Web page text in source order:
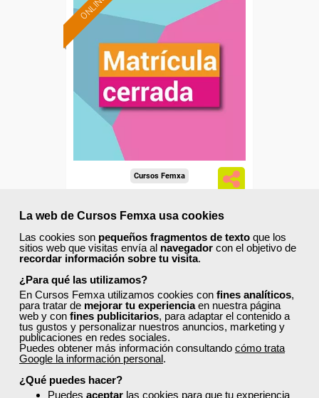
La web de Cursos Femxa usa cookies
Las cookies son pequeños fragmentos de texto que los
sitios web que visitas envía al navegador con el objetivo de
recordar información sobre tu visita.
¿Para qué las utilizamos?
En Cursos Femxa utilizamos cookies con fines analíticos,
para tratar de mejorar tu experienciaen nuestra página
web y con fines publicitarios, para adaptar el contenido a
tus gustos y personalizar nuestros anuncios, marketing y
publicaciones en redes sociales.
Puedes obtener más información consultando cómo trata
Google la información personal.
¿Qué puedes hacer?
Puedes aceptar las cookies para que tu experiencia
ONLINE
Cursos Femxa
técnicas de venta de
productos y...
Curso Gratuito
25 horas
Online (toda España)
Matrícula cerrada